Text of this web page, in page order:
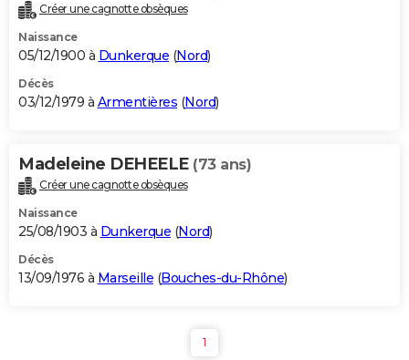
Créer une cagnotte obsèques
Naissance
05/12/1900 à Dunkerque (Nord)
Décès
03/12/1979 à Armentières (Nord)
Madeleine DEHEELE (73 ans)
Créer une cagnotte obsèques
Naissance
25/08/1903 à Dunkerque (Nord)
Décès
13/09/1976 à Marseille (Bouches-du-Rhône)
1